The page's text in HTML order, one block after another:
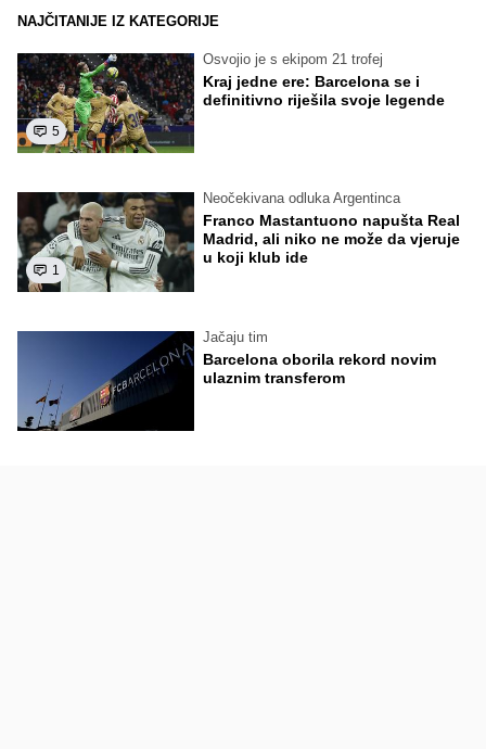
NAJČITANIJE IZ KATEGORIJE
5
Osvojio je s ekipom 21 trofej
Kraj jedne ere: Barcelona se i
definitivno riješila svoje legende
1
Neočekivana odluka Argentinca
Franco Mastantuono napušta Real
Madrid, ali niko ne može da vjeruje
u koji klub ide
Jačaju tim
Barcelona oborila rekord novim
ulaznim transferom